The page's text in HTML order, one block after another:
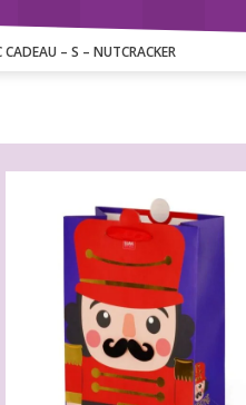
CADEAU – S – NUTCRACKER